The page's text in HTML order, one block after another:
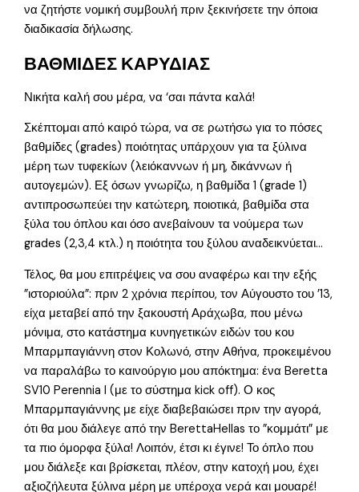
να ζητήστε νομική συμβουλή πριν ξεκινήσετε την όποια
διαδικασία δήλωσης.
ΒΑΘΜΙΔΕΣ ΚΑΡΥΔΙΑΣ
Νικήτα καλή σου μέρα, να ‘σαι πάντα καλά!
Σκέπτομαι από καιρό τώρα, να σε ρωτήσω για το πόσες
βαθμίδες (grades) ποιότητας υπάρχουν για τα ξύλινα
μέρη των τυφεκίων (λειόκαννων ή μη, δικάννων ή
αυτογεμών). Εξ όσων γνωρίζω, η βαθμίδα 1 (grade 1)
αντιπροσωπεύει την κατώτερη, ποιοτικά, βαθμίδα στα
ξύλα του όπλου και όσο ανεβαίνουν τα νούμερα των
grades (2,3,4 κτλ.) η ποιότητα του ξύλου αναδεικνύεται…
Τέλος, θα μου επιτρέψεις να σου αναφέρω και την εξής
”ιστοριούλα”: πριν 2 χρόνια περίπου, τον Αύγουστο του ’13,
είχα μεταβεί από την ξακουστή Αράχωβα, που μένω
μόνιμα, στο κατάστημα κυνηγετικών ειδών του κου
Μπαρμπαγιάννη στον Κολωνό, στην Αθήνα, προκειμένου
να παραλάβω το καινούργιο μου απόκτημα: ένα Beretta
SV10 Perennia I (με το σύστημα kick off). Ο κος
Μπαρμπαγιάννης με είχε διαβεβαιώσει πριν την αγορά,
ότι θα μου διάλεγε από την BerettaHellas το ”κομμάτι” με
τα πιο όμορφα ξύλα! Λοιπόν, έτσι κι έγινε! Το όπλο που
μου διάλεξε και βρίσκεται, πλέον, στην κατοχή μου, έχει
αξιοζήλευτα ξύλινα μέρη με υπέροχα νερά και μουαρέ!